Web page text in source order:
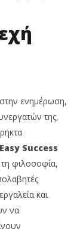
στην ενημέρωση,
της,
Success
φιλοσοφία,
και
να